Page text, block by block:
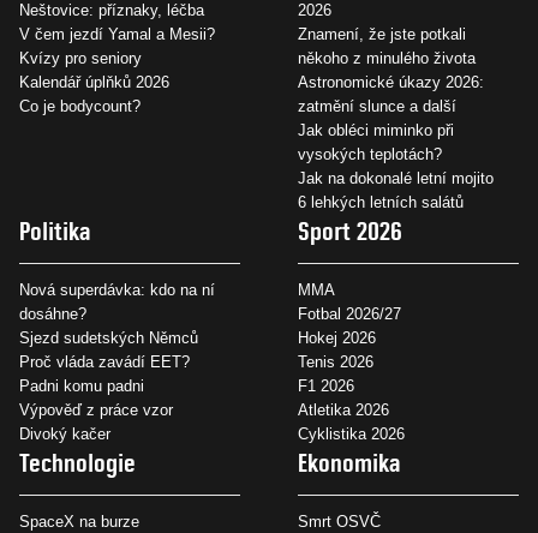
Neštovice: příznaky, léčba
V čem jezdí Yamal a Mesii?
Kvízy pro seniory
Kalendář úplňků 2026
Co je bodycount?
2026
Znamení, že jste potkali
někoho z minulého života
Astronomické úkazy 2026:
zatmění slunce a další
Jak obléci miminko při
vysokých teplotách?
Jak na dokonalé letní mojito
6 lehkých letních salátů
Politika
Nová superdávka: kdo na ní
dosáhne?
Sjezd sudetských Němců
Proč vláda zavádí EET?
Padni komu padni
Výpověď z práce vzor
Divoký kačer
Sport 2026
MMA
Fotbal 2026/27
Hokej 2026
Tenis 2026
F1 2026
Atletika 2026
Cyklistika 2026
Technologie
SpaceX na burze
Ekonomika
Smrt OSVČ